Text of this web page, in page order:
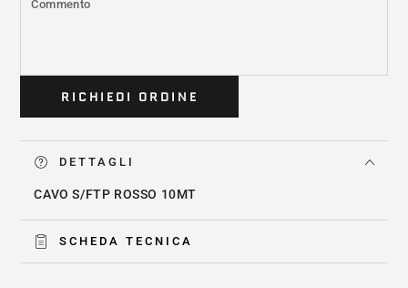
RICHIEDI ORDINE
DETTAGLI
CAVO S/FTP ROSSO 10MT
SCHEDA TECNICA